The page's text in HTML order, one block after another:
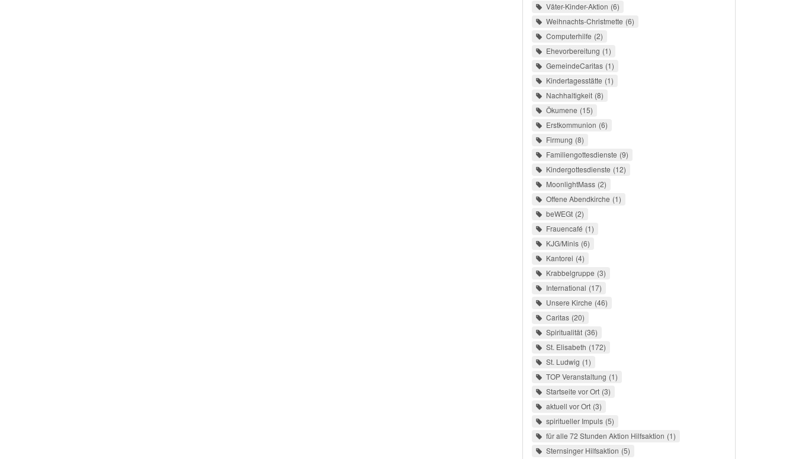
Väter-Kinder-Aktion 6
Weihnachts-Christmette 6
Computerhilfe 2
Ehevorbereitung 1
GemeindeCaritas 1
Kindertagesstätte 1
Nachhaltigkeit 8
Ökumene 15
Erstkommunion 6
Firmung 8
Familiengottesdienste 9
Kindergottesdienste 12
MoonlightMass 2
Offene Abendkirche 1
beWEGt 2
Frauencafé 1
KJG/Minis 6
Kantorei 4
Krabbelgruppe 3
International 17
Unsere Kirche 46
Caritas 20
Spiritualität 36
St. Elisabeth 172
St. Ludwig 1
TOP Veranstaltung 1
Startseite vor Ort 3
aktuell vor Ort 3
spiritueller Impuls 5
für alle 72 Stunden Aktion Hilfsaktion 1
Sternsinger Hilfsaktion 5